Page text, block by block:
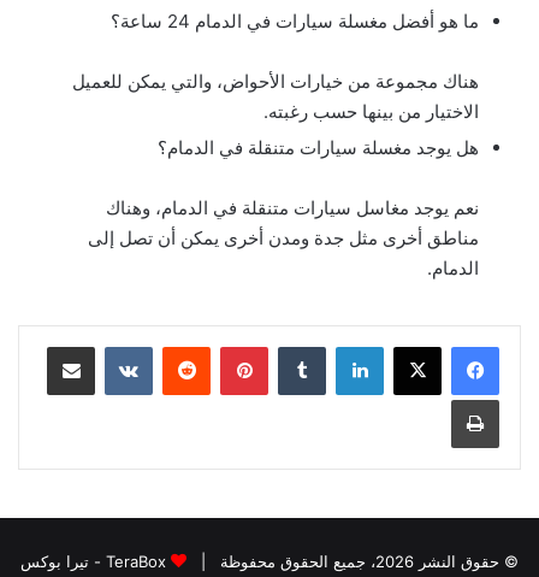
ما هو أفضل مغسلة سيارات في الدمام 24 ساعة؟
هناك مجموعة من خيارات الأحواض، والتي يمكن للعميل
الاختيار من بينها حسب رغبته.
هل يوجد مغسلة سيارات متنقلة في الدمام؟
نعم يوجد مغاسل سيارات متنقلة في الدمام، وهناك
مناطق أخرى مثل جدة ومدن أخرى يمكن أن تصل إلى
الدمام.
لينكدإن بينتيريست مشاركة عبر البريد
طباعة
© حقوق النشر 2026، جميع الحقوق محفوظة | TeraBox - تيرا بوكس